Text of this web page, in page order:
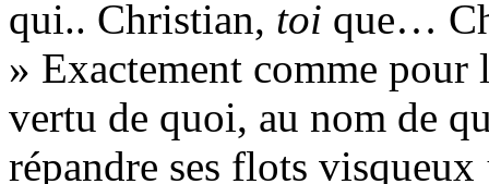
qui.. Christian, toi que…
» Exactement comme pour
vertu de quoi, au nom de
répandre ses flots